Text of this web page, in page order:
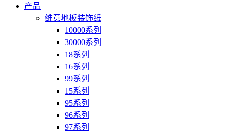
产品
维意地板装饰纸
10000系列
30000系列
18系列
16系列
99系列
15系列
95系列
96系列
97系列